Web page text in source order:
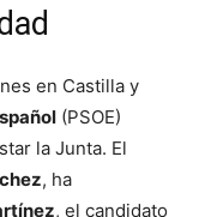
en Castilla y
(PSOE)
la Junta. El
, ha
, el candidato